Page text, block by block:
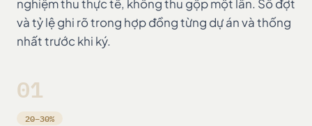
nghiệm thu thực tế, không thu gộp một lần. Số đợt
và tỷ lệ ghi rõ trong hợp đồng từng dự án và thống
nhất trước khi ký.
01
20–30%